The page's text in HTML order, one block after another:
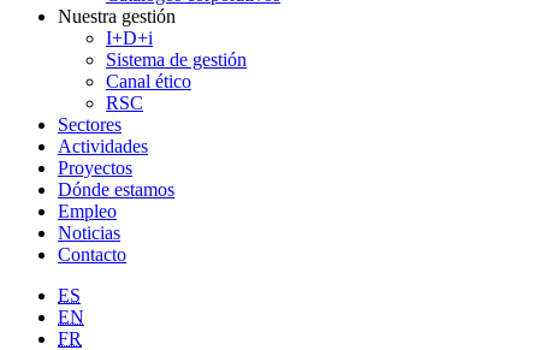
Nuestra gestión
I+D+i
Sistema de gestión
Canal ético
RSC
Sectores
Actividades
Proyectos
Dónde estamos
Empleo
Noticias
Contacto
ES
EN
FR